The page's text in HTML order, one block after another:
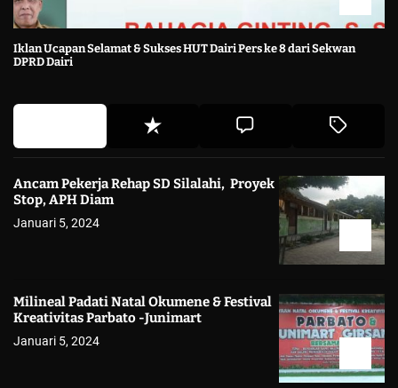
Iklan Ucapan Selamat & Sukses HUT Dairi Pers ke 8 dari Sekwan
DPRD Dairi
Ancam Pekerja Rehap SD Silalahi, Proyek
Stop, APH Diam
Januari 5, 2024
Milineal Padati Natal Okumene & Festival
Kreativitas Parbato -Junimart
Januari 5, 2024